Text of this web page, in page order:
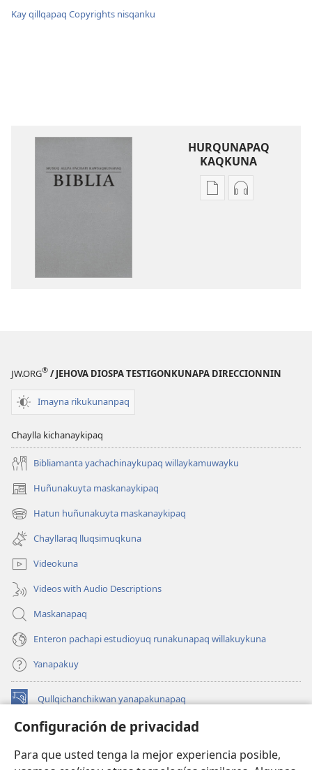
Configuración de privacidad
Para que usted tenga la mejor experiencia posible,
Kay qillqapaq Copyrights nisqanku
HURQUNAPAQ
KAQKUNA
Qillqakunata
Uyarinapaq
JW.ORG® / JEHOVA DIOSPA TESTIGONKUNAPA DIRECCIONNIN
Imayna rikukunanpaq
Chaylla kichanaykipaq
Bibliamanta yachachinaykupaq willaykamuwayku
Huñunakuyta maskanaykipaq
(abre
una
nueva
ventana)
Hatun huñunakuyta maskanaykipaq
(abre
una
nueva
ventana)
Chayllaraq lluqsimuqkuna
Videokuna
Videos with Audio Descriptions
Maskanapaq
Enteron pachapi estudioyuq runakunapaq willakuykuna
Yanapakuy
Qullqichanchikwan yanapakunapaq
(abre
nueva INTERNETPI QILLQAKUNA Watchtower™
una